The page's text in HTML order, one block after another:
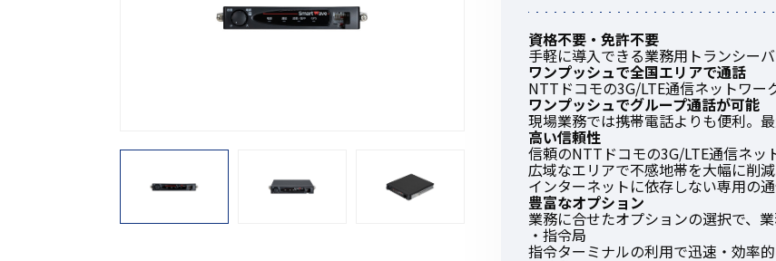
オーダーコール
初めてご利用の方
機能から探す 金額から探す
資格不要・免許不要
手軽に導入できる業務用トランシー
ワンプッシュで全国エリアで通話
NTTドコモの3G/LTE通信ネットワ
ワンプッシュでグループ通話が可能
現場業務では携帯電話よりも便利。
高い信頼性
信頼のNTTドコモの3G/LTE通信ネッ
広域なエリアで不感地帯を大幅に削
インターネットに依存しない専用の
豊富なオプション
業務に合せたオプションの選択で、
・指令局
指令ターミナルの利用で迅速・効率